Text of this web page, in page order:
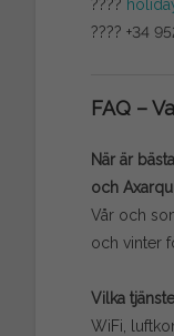
????
???? +34
FAQ –
När är
och
Vår och
och vinter
Vilka
WiFi,